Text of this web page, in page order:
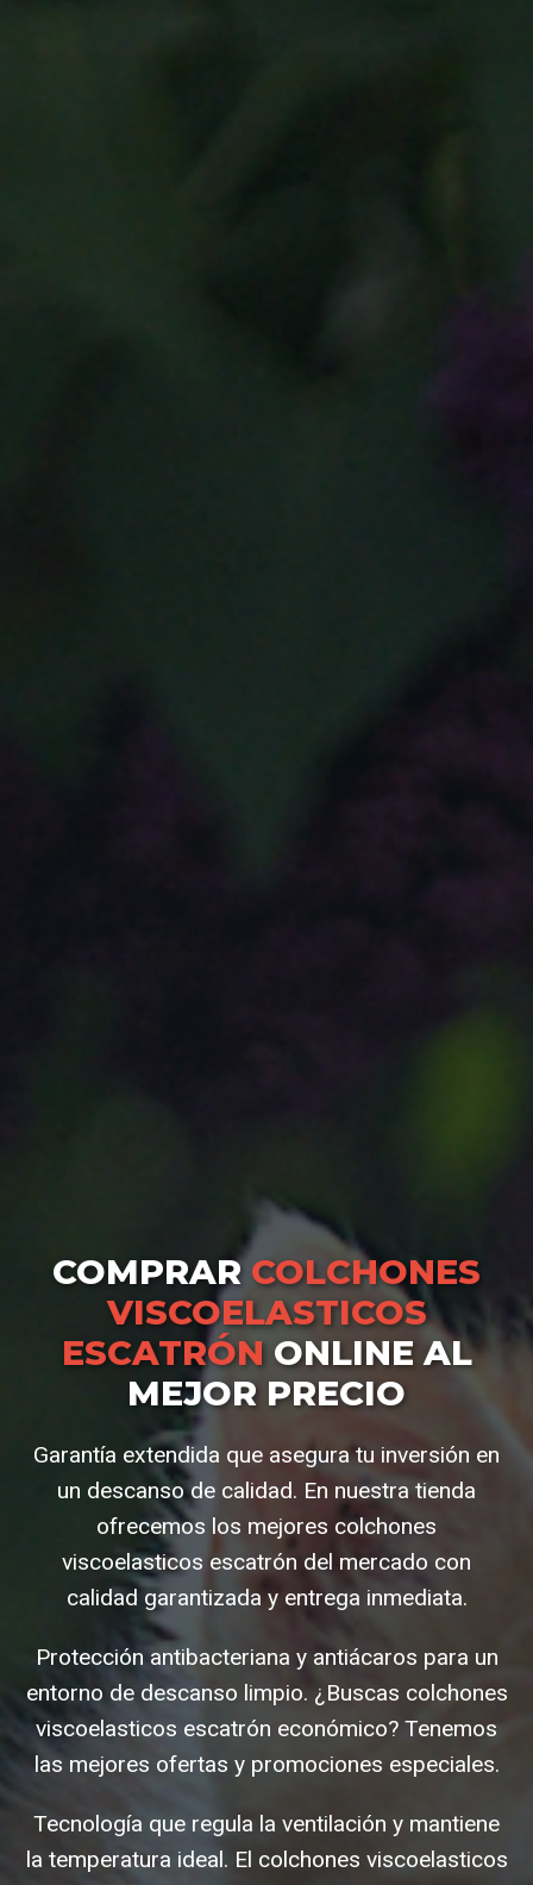
COMPRAR COLCHONES
VISCOELASTICOS
ESCATRÓNONLINE AL
MEJOR PRECIO
Garantía extendida que asegura tu inversión en
un descanso de calidad. En nuestra tienda
ofrecemos los mejores colchones
viscoelasticos escatrón del mercado con
calidad garantizada y entrega inmediata.
Protección antibacteriana y antiácaros para un
entorno de descanso limpio. ¿Buscas colchones
viscoelasticos escatrón económico? Tenemos
las mejores ofertas y promociones especiales.
Tecnología que regula la ventilación y mantiene
la temperatura ideal. El colchones viscoelasticos